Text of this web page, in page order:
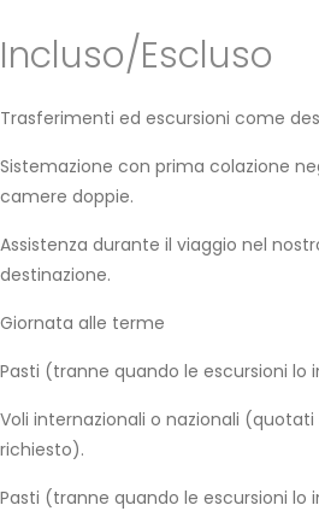
Incluso/Escluso
Trasferimenti ed escursioni come
Sistemazione con prima colazione
camere doppie.
Assistenza durante il viaggio nel
destinazione.
Giornata alle terme
Pasti (tranne quando le escursioni lo
Voli internazionali o nazionali
richiesto).
Pasti (tranne quando le escursioni lo